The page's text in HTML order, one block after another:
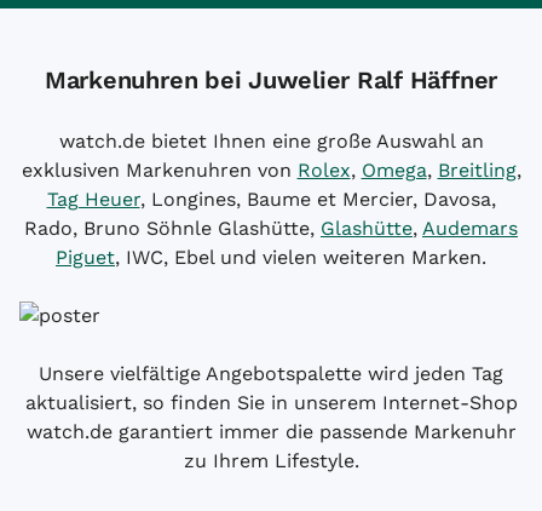
Markenuhren bei Juwelier Ralf Häffner
watch.de bietet Ihnen eine große Auswahl an
exklusiven Markenuhren von Rolex, Omega, Breitling,
Tag Heuer, Longines, Baume et Mercier, Davosa,
Rado, Bruno Söhnle Glashütte, Glashütte, Audemars
Piguet, IWC, Ebel und vielen weiteren Marken.
Unsere vielfältige Angebotspalette wird jeden Tag
aktualisiert, so finden Sie in unserem Internet-Shop
watch.de garantiert immer die passende Markenuhr
zu Ihrem Lifestyle.